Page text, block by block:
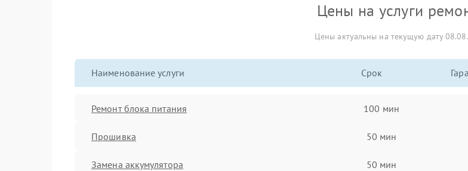
Цены на услуги
Цены актуальны на текущую дату
Наименование услуги Срок
Ремонт блока питания 100 мин
Прошивка 50 мин
Замена аккумулятора 50 мин